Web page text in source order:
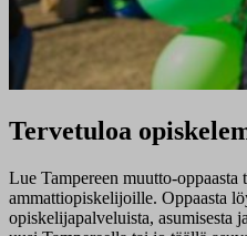
Tervetuloa
Lue Tampereen muutto-
ammattiopiskelijoille. Oppaasta
opiskelijapalveluista, asumisesta